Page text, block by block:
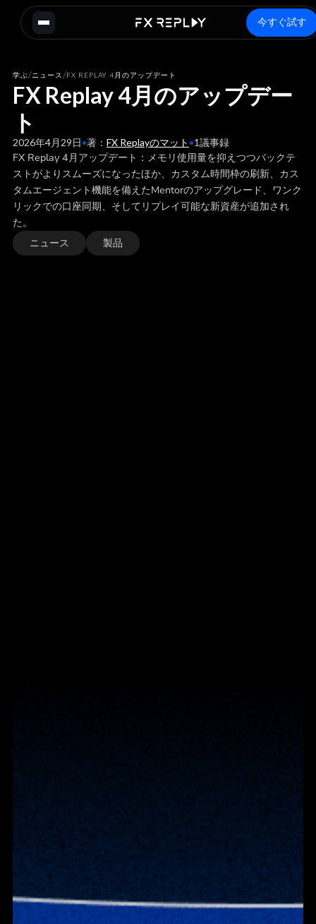
今すぐ試す
学ぶ/ニュース /FX REPLAY 4月のアップデート
FX Replay 4月のアップデー
ト
2026年4月29日•著： FX Replayのマット •1議事録
FX Replay 4月アップデート：メモリ使用量を抑えつつバックテ
ストがよりスムーズになったほか、カスタム時間枠の刷新、カス
タムエージェント機能を備えたMentorのアップグレード、ワンク
リックでの口座同期、そしてリプレイ可能な新資産が追加され
た。
ニュース 製品